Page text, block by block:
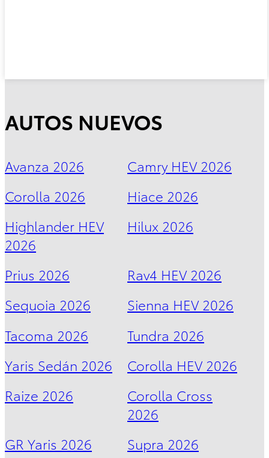
Sequoia
2026
$1,735,000
Sienna
HEV
2026
$1,007,600
AUTOS NUEVOS
Avanza 2026
Camry HEV 2026
Corolla 2026
Hiace 2026
Highlander HEV
2026
Hilux 2026
Prius 2026
Rav4 HEV 2026
Sequoia 2026
Sienna HEV 2026
Tacoma 2026
Tundra 2026
Yaris Sedán 2026
Corolla HEV 2026
Raize 2026
Corolla Cross
2026
GR Yaris 2026
Supra 2026